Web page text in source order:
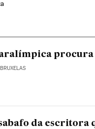
BRUXELAS
da escritora